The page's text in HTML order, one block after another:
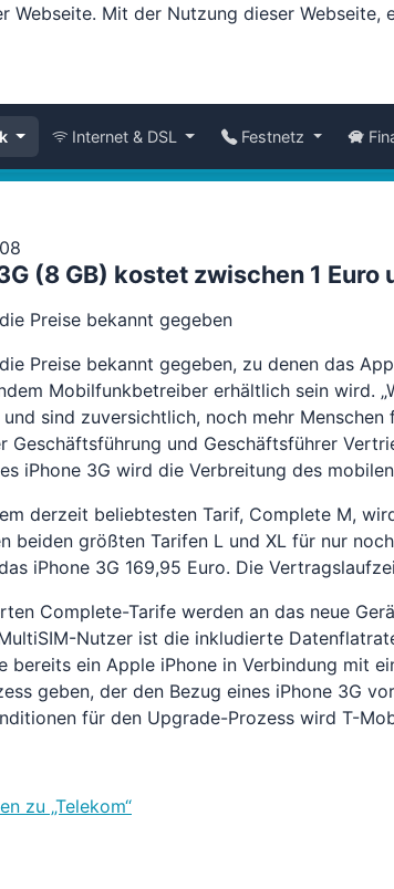
Mit der Nutzung dieser
Internet & DSL Festnetz
(8 GB) kostet zwischen 1 Euro
Preise bekannt gegeben
Preise bekannt gegeben, zu denen das
Mobilfunkbetreiber erhältlich sein wird.
sind zuversichtlich, noch mehr
Geschäftsführung und Geschäftsführer
iPhone 3G wird die Verbreitung des
derzeit beliebtesten Tarif, Complete M,
beiden größten Tarifen L und XL für nur
iPhone 3G 169,95 Euro. Die
Complete-Tarife werden an das neue
Nutzer ist die inkludierte
bereits ein Apple iPhone in Verbindung mit
geben, der den Bezug eines iPhone 3G
für den Upgrade-Prozess wird T-
zu „Telekom“